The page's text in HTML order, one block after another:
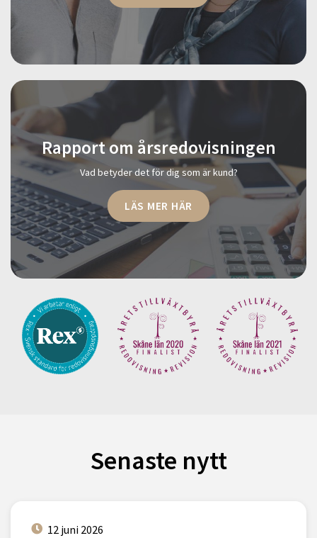
Rapport om årsredovisningen
Vad betyder det för dig som är kund?
LÄS MER HÄR
Senaste nytt
12 juni 2026